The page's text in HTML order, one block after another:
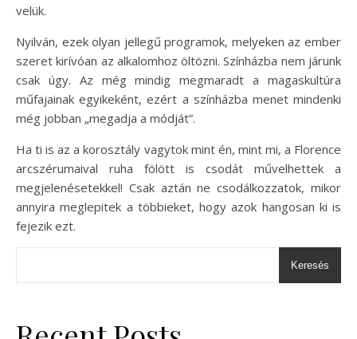
velük.
Nyilván, ezek olyan jellegű programok, melyeken az ember
szeret kirívóan az alkalomhoz öltözni. Színházba nem járunk
csak úgy. Az még mindig megmaradt a magaskultúra
műfajainak egyikeként, ezért a színházba menet mindenki
még jobban „megadja a módját”.
Ha ti is az a korosztály vagytok mint én, mint mi, a Florence
arcszérumaival ruha fölött is csodát művelhettek a
megjelenésetekkel! Csak aztán ne csodálkozzatok, mikor
annyira meglepitek a többieket, hogy azok hangosan ki is
fejezik ezt.
Keresés